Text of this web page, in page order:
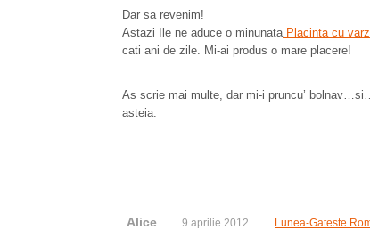
Dar sa revenim!
Astazi Ile ne aduce o minunataPlacinta cu
cati ani de zile. Mi-ai produs o mare placere!
As scrie mai multe, dar mi-i pruncu’
asteia.
Alice 9 aprilie 2012 Lunea-Gateste